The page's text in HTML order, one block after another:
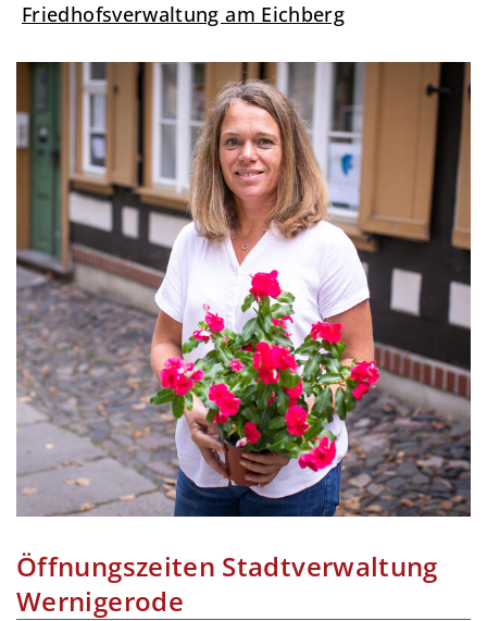
Friedhofsverwaltung am Eichberg
Öffnungszeiten Stadtverwaltung
Wernigerode